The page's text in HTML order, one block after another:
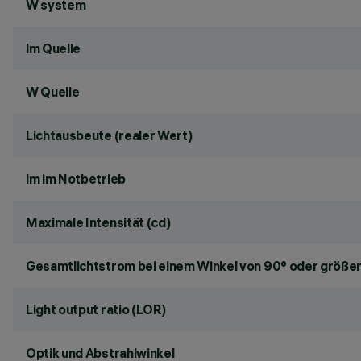
W system
lm Quelle
W Quelle
Lichtausbeute (realer Wert)
lm im Notbetrieb
Maximale Intensität (cd)
Gesamtlichtstrom bei einem Winkel von 90° oder
Light output ratio (LOR)
Optik und Abstrahlwinkel